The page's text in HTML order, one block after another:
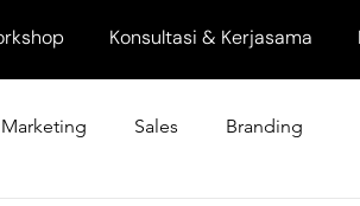
Konsultasi & Kerjasama
Marketing Sales Branding